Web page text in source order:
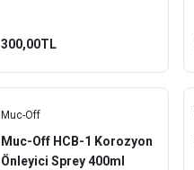
300,00TL
Muc-Off
Muc-Off HCB-1 Korozyon
Önleyici Sprey 400ml